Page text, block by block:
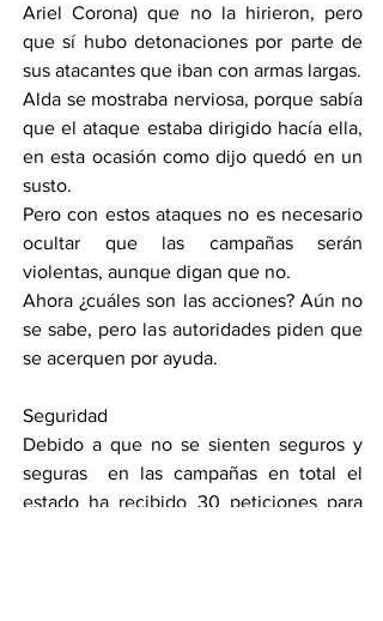
Ariel Corona) que no la hirieron, pero
que sí hubo detonaciones por parte de
sus atacantes que iban con armas largas.
Alda se mostraba nerviosa, porque sabía
que el ataque estaba dirigido hacía ella,
en esta ocasión como dijo quedó en un
susto.
Pero con estos ataques no es necesario
ocultar que las campañas serán
violentas, aunque digan que no.
Ahora ¿cuáles son las acciones? Aún no
se sabe, pero las autoridades piden que
se acerquen por ayuda.
Seguridad
Debido a que no se sienten seguros y
seguras  en las campañas en total el
estado ha recibido 30 peticiones para